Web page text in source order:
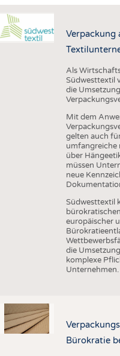
HAUS- UND HEIMTEXTILIEN
BEKLEIDUNG
AUSSCHREIBUNGEN
DTV
ADRESSEN & LINKS
PUBLIKATIONEN
Verpackung
Als
Südwesttextil
die
Mit dem
gelten auch
umfangreiche
über
müssen
neue
Südwesttextil
europäischer
die
komplexe
Unternehmen.
Bürokratie